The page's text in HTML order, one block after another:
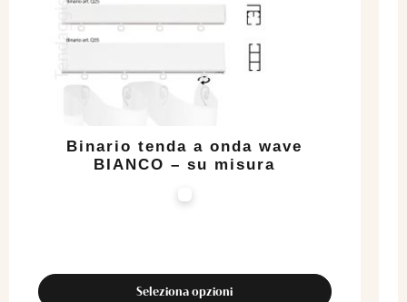
Binario tenda a onda wave
BIANCO – su misura
Seleziona opzioni
opzioni
possono
scelte